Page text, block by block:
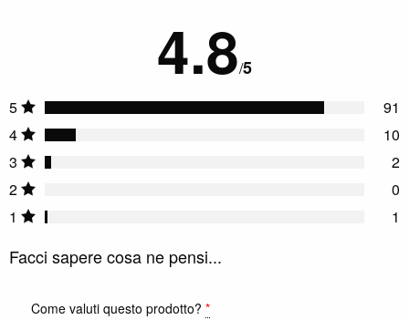
4.8/5
5
91
4
10
3
2
2
0
1
1
Facci sapere cosa ne pensi...
Come valuti questo prodotto? *